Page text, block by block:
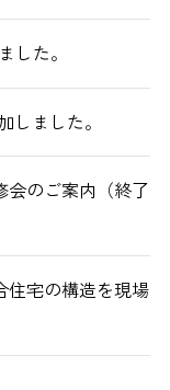
した。
ました。
のご案内（終了
住宅の構造を現場